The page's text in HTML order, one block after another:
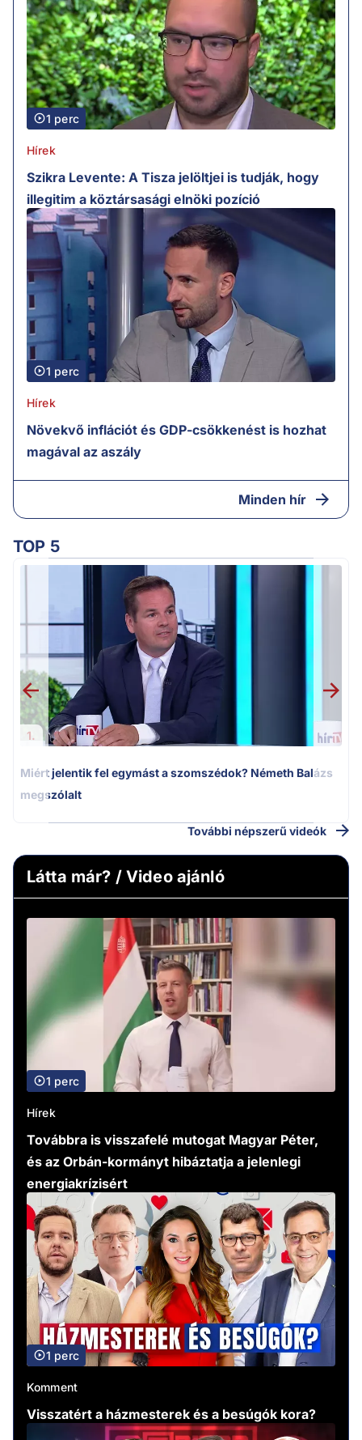
1 perc
Hírek
Szikra Levente: A Tisza jelöltjei is tudják, hogy
illegitim a köztársasági elnöki pozíció
1 perc
Hírek
Növekvő inflációt és GDP-csökkenést is hozhat
magával az aszály
Minden hír
TOP 5
1.
Miért jelentik fel egymást a szomszédok? Németh Balázs
megszólalt
További népszerű videók
Látta már? / Video ajánló
1 perc
Hírek
Továbbra is visszafelé mutogat Magyar Péter,
és az Orbán-kormányt hibáztatja a jelenlegi
energiakrízisért
1 perc
Komment
Visszatért a házmesterek és a besúgók kora?